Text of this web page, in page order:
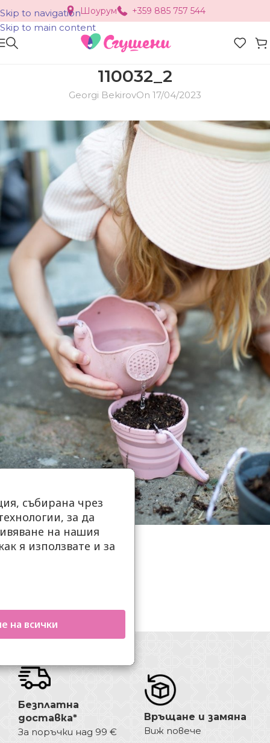
Skip to navigation
Skip to main content
Шоурум +359 885 757 544
110032_2
Georgi BekirovOn 17/04/2023
Безплатна
доставка*
За поръчки над 99 €
Връщане и замяна
Виж повече
събирана чрез
за да
на нашия
я използвате и за
на всички